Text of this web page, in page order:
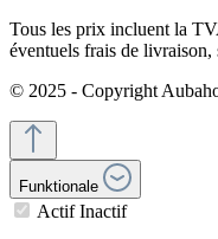
Tous les prix incluent la
éventuels frais de
© 2025 - Copyright
Funktionale
Actif Inactif